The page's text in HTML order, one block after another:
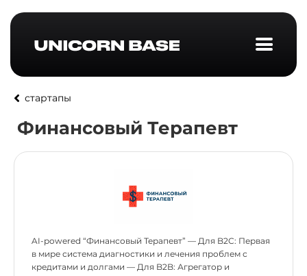
стартапы
Финансовый Терапевт
AI-powered “Финансовый Терапевт” — Для B2C: Первая
в мире система диагностики и лечения проблем с
кредитами и долгами — Для B2B: Агрегатор и